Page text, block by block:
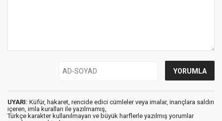
UYARI: Küfür, hakaret, rencide edici cümleler veya imalar, inançlara saldırı
içeren, imla kuralları ile yazılmamış,
Türkçe karakter kullanılmayan ve büyük harflerle yazılmış yorumlar